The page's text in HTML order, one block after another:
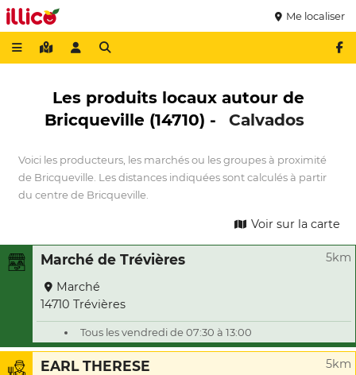
Me localiser
Les produits locaux autour de
Bricqueville (14710) -
Calvados
Voici les producteurs, les marchés ou les groupes à proximité
de Bricqueville. Les distances indiquées sont calculés à partir
du centre de Bricqueville.
Voir sur la carte
Marché de Trévières 5km
Marché
14710 Trévières
Tous les vendredi de 07:30 à 13:00
EARL THERESE 5km